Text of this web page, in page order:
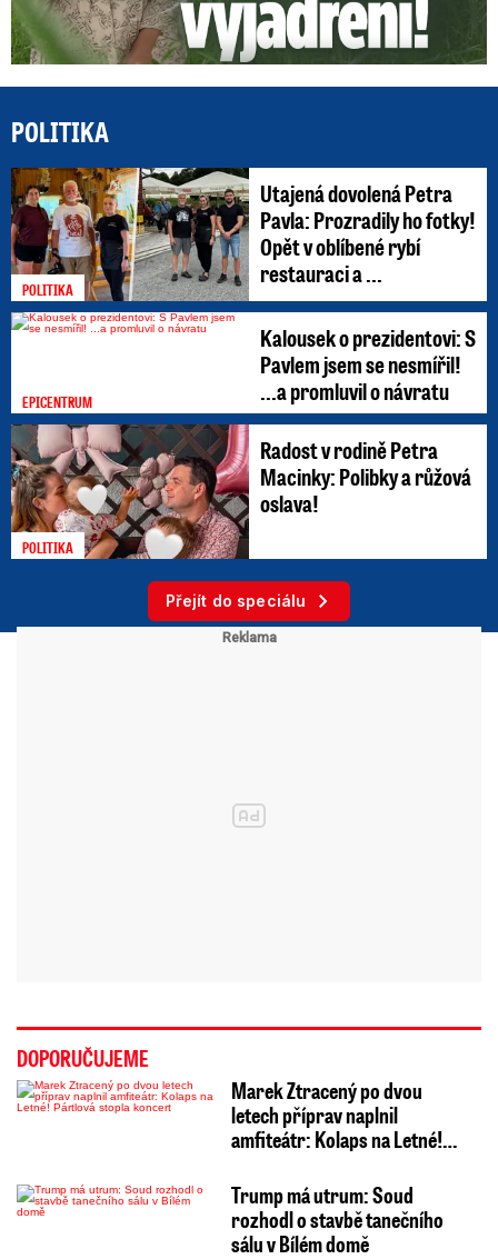
POLITIKA
POLITIKA
Utajená dovolená Petra
Pavla: Prozradily ho fotky!
Opět v oblíbené rybí
restauraci a ...
EPICENTRUM
Kalousek o prezidentovi: S
Pavlem jsem se nesmířil!
...a promluvil o návratu
POLITIKA
Radost v rodině Petra
Macinky: Polibky a růžová
oslava!
Přejít do speciálu
DOPORUČUJEME
Marek Ztracený po dvou
letech příprav naplnil
amfiteátr: Kolaps na Letné!…
Trump má utrum: Soud
rozhodl o stavbě tanečního
sálu v Bílém domě